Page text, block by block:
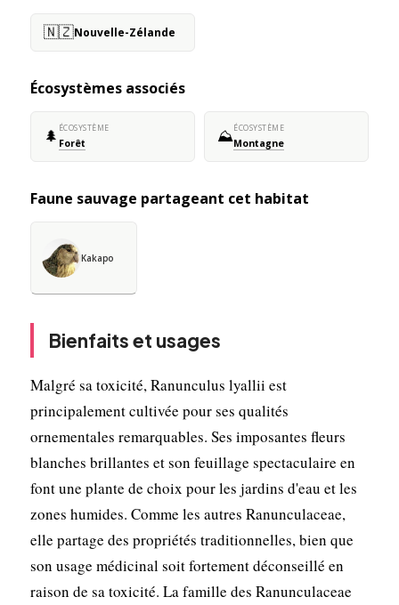
🇳🇿Nouvelle-Zélande
Écosystèmes associés
🌲 ÉCOSYSTÈME
Forêt ⛰️ÉCOSYSTÈME
Montagne
Faune sauvage partageant cet habitat
Kakapo
Bienfaits et usages
Malgré sa toxicité, Ranunculus lyallii est
principalement cultivée pour ses qualités
ornementales remarquables. Ses imposantes fleurs
blanches brillantes et son feuillage spectaculaire en
font une plante de choix pour les jardins d'eau et les
zones humides. Comme les autres Ranunculaceae,
elle partage des propriétés traditionnelles, bien que
son usage médicinal soit fortement déconseillé en
raison de sa toxicité. La famille des Ranunculaceae